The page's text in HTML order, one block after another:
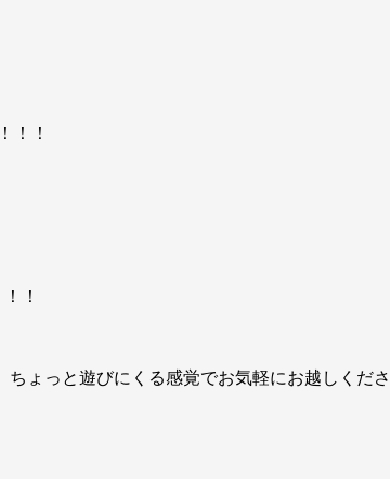
！！！
！
ょっと遊びにくる感覚でお気軽にお越しくだ